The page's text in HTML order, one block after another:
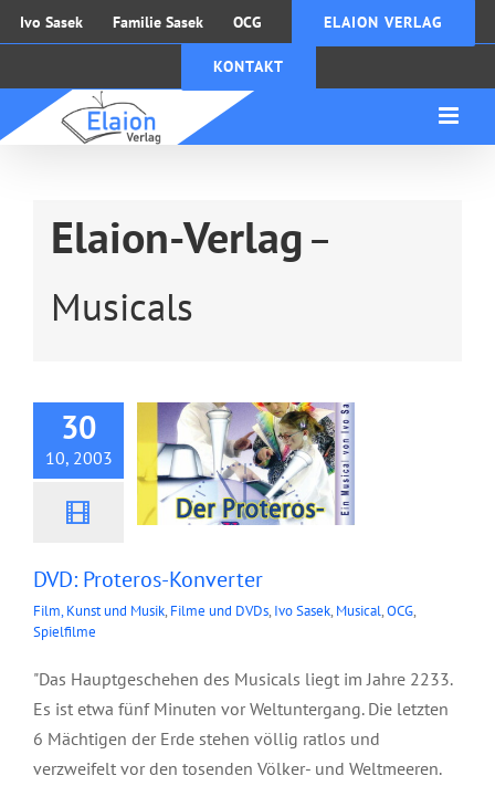
Zum
Inhalt
Ivo Sasek Familie Sasek OCG ELAION VERLAG
KONTAKT
Elaion-Verlag–
Musicals
30
10, 2003
DVD: Proteros-
DVD: Proteros-Konverter
Film, Kunst und Musik, Filme und DVDs, Ivo Sasek, Musical,OCG,
Spielfilme
"Das Hauptgeschehen des Musicals liegt im Jahre 2233.
Es ist etwa fünf Minuten vor Weltuntergang. Die letzten
6 Mächtigen der Erde stehen völlig ratlos und
verzweifelt vor den tosenden Völker- und Weltmeeren.